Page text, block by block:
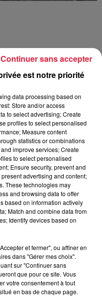
2020 à 0h00
à 0h00
- HUSSEREN-
(67)
events/
lecteurs et auditeurs
prochain de 10h à 18h,
et aux jardins !
est notre priorité
data processing based on
Store and/or access
to select advertising; Create
profiles to select personalised
Measure content
statistics or combinations
improve services; Create
to select personalised
Ensure security, prevent and
advertising and content;
These technologies may
and browsing data to offer
based on information actively
Match and combine data from
Identify devices based on
et fermer", ou affiner en
dans "Gérer mes choix".
sur "Continuer sans
que pour ce site. Vous
votre consentement à tout
en bas de chaque page.
Continuer sans accepter